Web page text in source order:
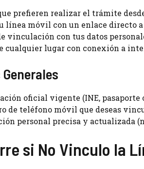
prefieren realizar el trámite
línea móvil con un enlace directo
vinculación con tus datos
cualquier lugar con conexión a
oficial vigente (INE, pasaporte
de teléfono móvil que deseas
personal precisa y actualizada
si No Vinculo la